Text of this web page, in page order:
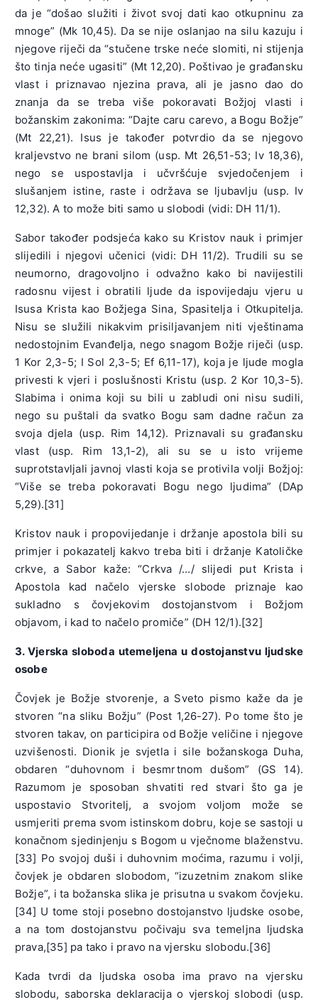
da je “došao služiti i život svoj dati kao otkupninu za
mnoge” (Mk 10,45). Da se nije oslanjao na silu kazuju i
njegove riječi da “stučene trske neće slomiti, ni stijenja
što tinja neće ugasiti” (Mt 12,20). Poštivao je građansku
vlast i priznavao njezina prava, ali je jasno dao do
znanja da se treba više pokoravati Božjoj vlasti i
božanskim zakonima: “Dajte caru carevo, a Bogu Božje”
(Mt 22,21). Isus je također potvrdio da se njegovo
kraljevstvo ne brani silom (usp. Mt 26,51-53; Iv 18,36),
nego se uspostavlja i učvršćuje svjedočenjem i
slušanjem istine, raste i održava se ljubavlju (usp. Iv
12,32). A to može biti samo u slobodi (vidi: DH 11/1).
Sabor također podsjeća kako su Kristov nauk i primjer
slijedili i njegovi učenici (vidi: DH 11/2). Trudili su se
neumorno, dragovoljno i odvažno kako bi navijestili
radosnu vijest i obratili ljude da ispovijedaju vjeru u
Isusa Krista kao Božjega Sina, Spasitelja i Otkupitelja.
Nisu se služili nikakvim prisiljavanjem niti vještinama
nedostojnim Evanđelja, nego snagom Božje riječi (usp.
1 Kor 2,3-5; I Sol 2,3-5; Ef 6,11-17), koja je ljude mogla
privesti k vjeri i poslušnosti Kristu (usp. 2 Kor 10,3-5).
Slabima i onima koji su bili u zabludi oni nisu sudili,
nego su puštali da svatko Bogu sam dadne račun za
svoja djela (usp. Rim 14,12). Priznavali su građansku
vlast (usp. Rim 13,1-2), ali su se u isto vrijeme
suprotstavljali javnoj vlasti koja se protivila volji Božjoj:
“Više se treba pokoravati Bogu nego ljudima” (DAp
5,29).[31]
Kristov nauk i propovijedanje i držanje apostola bili su
primjer i pokazatelj kakvo treba biti i držanje Katoličke
crkve, a Sabor kaže: “Crkva /…/ slijedi put Krista i
Apostola kad načelo vjerske slobode priznaje kao
sukladno s čovjekovim dostojanstvom i Božjom
objavom, i kad to načelo promiče” (DH 12/1).[32]
3. Vjerska sloboda utemeljena u dostojanstvu ljudske
osobe
Čovjek je Božje stvorenje, a Sveto pismo kaže da je
stvoren “na sliku Božju” (Post 1,26-27). Po tome što je
stvoren takav, on participira od Božje veličine i njegove
uzvišenosti. Dionik je svjetla i sile božanskoga Duha,
obdaren “duhovnom i besmrtnom dušom” (GS 14).
Razumom je sposoban shvatiti red stvari što ga je
uspostavio Stvoritelj, a svojom voljom može se
usmjeriti prema svom istinskom dobru, koje se sastoji u
konačnom sjedinjenju s Bogom u vječnome blaženstvu.
[33] Po svojoj duši i duhovnim moćima, razumu i volji,
čovjek je obdaren slobodom, “izuzetnim znakom slike
Božje”, i ta božanska slika je prisutna u svakom čovjeku.
[34] U tome stoji posebno dostojanstvo ljudske osobe,
a na tom dostojanstvu počivaju sva temeljna ljudska
prava,[35] pa tako i pravo na vjersku slobodu.[36]
Kada tvrdi da ljudska osoba ima pravo na vjersku
slobodu, saborska deklaracija o vjerskoj slobodi (usp.